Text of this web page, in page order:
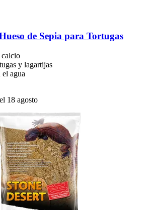
de Sepia para Tortugas
y lagartijas
el agua
18 agosto